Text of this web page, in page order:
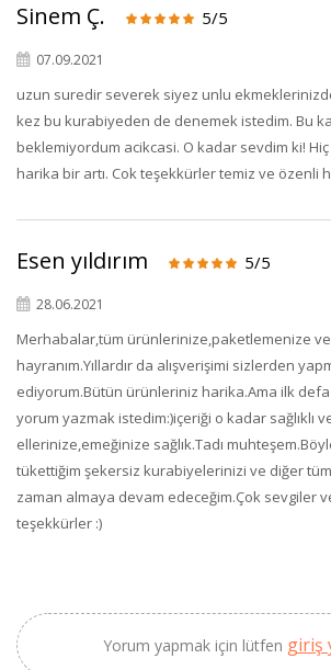
Sinem Ç. 5/5
07.09.2021
uzun suredir severek siyez unlu
kez bu kurabiyeden de denemek istedim. Bu
beklemiyordum acikcasi. O kadar sevdim ki!
harika bir artı. Cok teşekkürler temiz ve özenli
Esen yıldırım 5/5
28.06.2021
Merhabalar,tüm ürünlerinize,paketlemenize
hayranım.Yıllardır da alışverişimi sizlerden
ediyorum.Bütün ürünleriniz harika.Ama ilk
yorum yazmak istedim:)içeriği o kadar sağlıklı
ellerinize,emeğinize sağlık.Tadı
tükettiğim şekersiz kurabiyelerinizi ve diğer
zaman almaya devam edeceğim.Çok sevgiler
teşekkürler :)
Yorum yapmak için lütfen giriş